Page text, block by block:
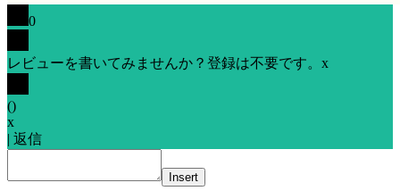
0
レビューを書いてみませんか？登録は不要です。 x
()
x
| 返信
Insert